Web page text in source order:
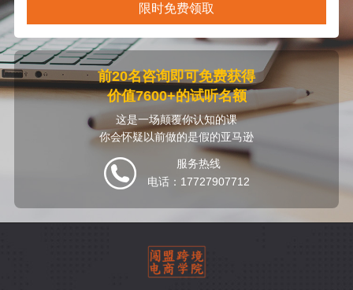
限时免费领取
前20名咨询即可免费获得
价值7600+的试听名额
这是一场颠覆你认知的课
你会怀疑以前做的是假的亚马逊
服务热线
电话：17727907712